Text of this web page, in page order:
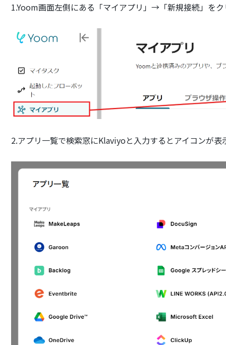
1.Yoom画面左側にある「マイアプリ」→「新規接続」を
2.アプリ一覧で検索窓にKlaviyoと入力するとアイコンが